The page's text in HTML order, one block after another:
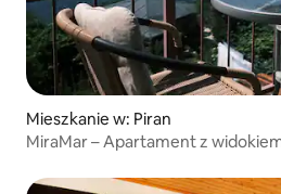
Mieszkanie w: Piran
MiraMar – Apartament z